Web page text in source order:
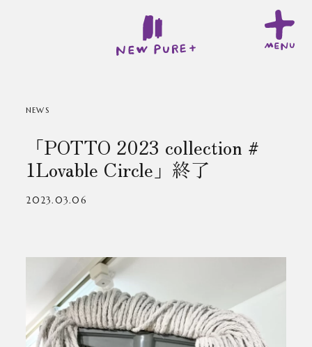
NEWS
「POTTO 2023 collection #
1Lovable Circle」終了
2023.03.06